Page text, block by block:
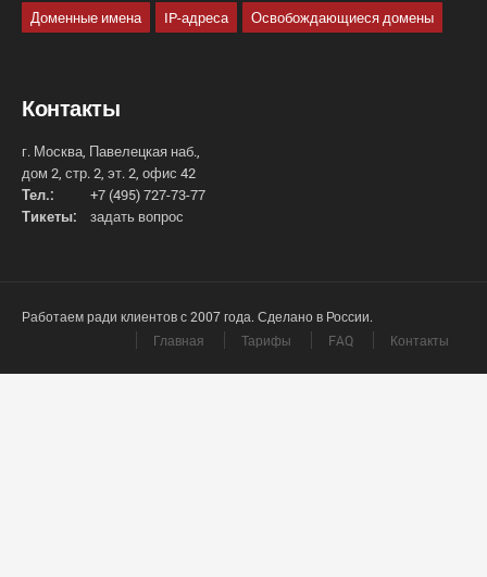
Доменные имена IP-адреса Освобождающиеся домены
Контакты
г. Москва, Павелецкая наб.,
дом 2, стр. 2, эт. 2, офис 42
Тел.:
+7 (495) 727-73-77
Тикеты:
задать вопрос
Работаем ради клиентов с 2007 года. Сделано в России.
Главная
Тарифы FAQ Контакты